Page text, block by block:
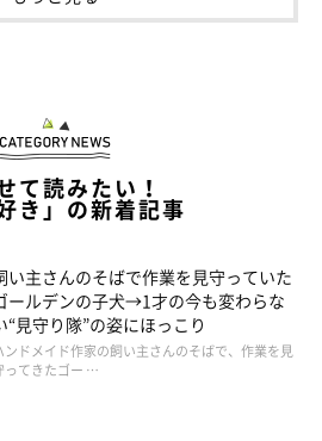
て読みたい！
き」の新着記事
い主さんのそばで作業を見守っていた
ールデンの子犬→1才の今も変わらな
“見守り隊”の姿にほっこり
ンドメイド作家の飼い主さんのそばで、作業を見
ってきたゴー …